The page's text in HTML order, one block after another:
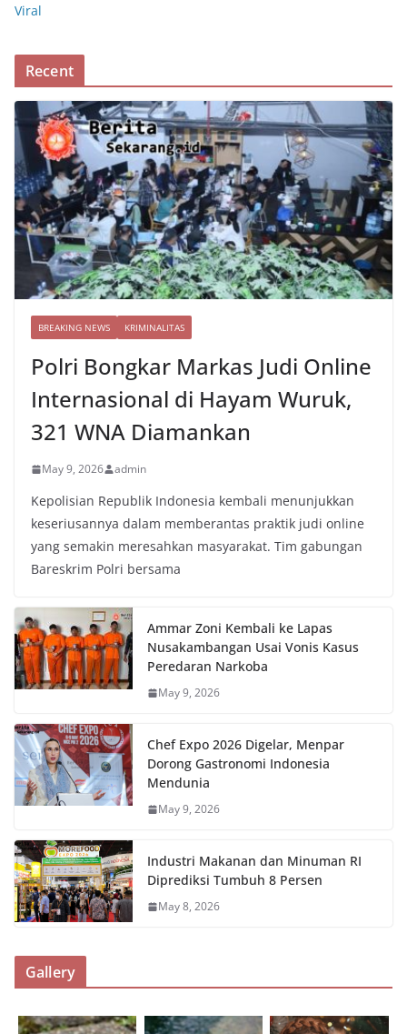
Viral
Recent
BREAKING NEWS KRIMINALITAS
Polri Bongkar Markas Judi Online
Internasional di Hayam Wuruk,
321 WNA Diamankan
May 9, 2026 admin
Kepolisian Republik Indonesia kembali menunjukkan
keseriusannya dalam memberantas praktik judi online
yang semakin meresahkan masyarakat. Tim gabungan
Bareskrim Polri bersama
Ammar Zoni Kembali ke Lapas
Nusakambangan Usai Vonis Kasus
Peredaran Narkoba
May 9, 2026
Chef Expo 2026 Digelar, Menpar
Dorong Gastronomi Indonesia
Mendunia
May 9, 2026
Industri Makanan dan Minuman RI
Diprediksi Tumbuh 8 Persen
May 8, 2026
Gallery